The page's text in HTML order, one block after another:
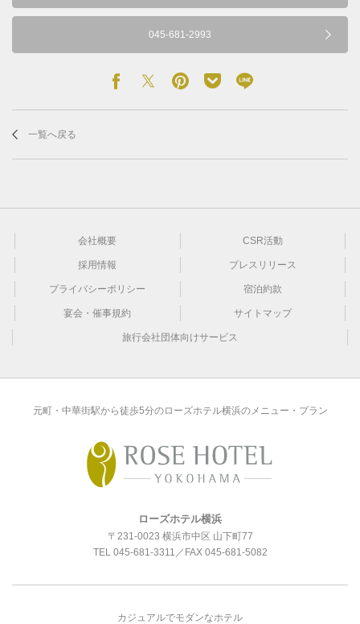
045-681-2993
一覧へ戻る
会社概要 CSR活動
採用情報 プレスリリース
プライバシーポリシー 宿泊約款
宴会・催事規約 サイトマップ
旅行会社団体向けサービス
元町・中華街駅から徒歩5分のローズホテル横浜のメニュー・プラン
ローズホテル横浜
〒231-0023 横浜市中区 山下町77
TEL 045-681-3311 ／FAX 045-681-5082
カジュアルでモダンなホテル